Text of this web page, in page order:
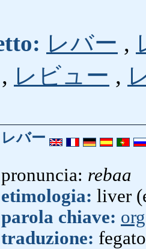
レバー ,
, レビュー ,
レバー
pronuncia: rebaa
etimologia: liver
parola chiave:
traduzione: